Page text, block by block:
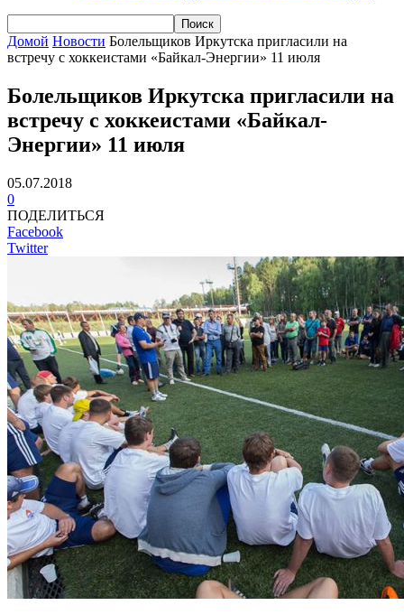
Домой Новости Болельщиков Иркутска пригласили на
встречу с хоккеистами «Байкал-Энергии» 11 июля
Болельщиков Иркутска пригласили на
встречу с хоккеистами «Байкал-
Энергии» 11 июля
05.07.2018
0
ПОДЕЛИТЬСЯ
Facebook
Twitter